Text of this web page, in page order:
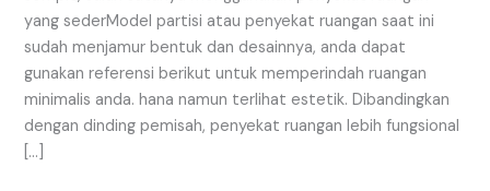
yang sederModel partisi atau penyekat ruangan saat ini
sudah menjamur bentuk dan desainnya, anda dapat
gunakan referensi berikut untuk memperindah ruangan
minimalis anda. hana namun terlihat estetik. Dibandingkan
dengan dinding pemisah, penyekat ruangan lebih fungsional
[…]